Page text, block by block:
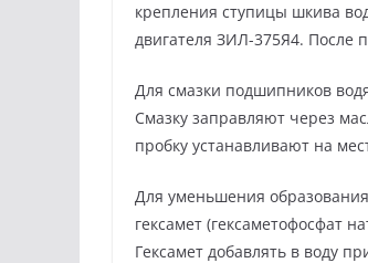
крепления ступицы шкива
двигателя ЗИЛ-375Я4. После
Для смазки подшипников
Смазку заправляют через
пробку устанавливают на
Для уменьшения
гексамет (гексаметофосфат
Гексамет добавлять в воду